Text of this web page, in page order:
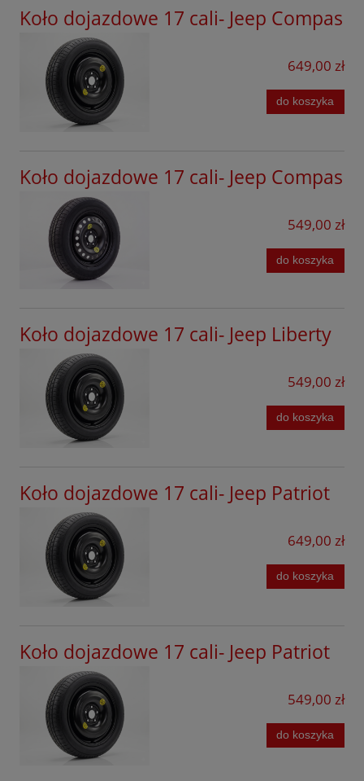
Koło dojazdowe 17 cali- Jeep Compas
649,00 zł
do koszyka
Koło dojazdowe 17 cali- Jeep Compas
549,00 zł
do koszyka
Koło dojazdowe 17 cali- Jeep Liberty
549,00 zł
do koszyka
Koło dojazdowe 17 cali- Jeep Patriot
649,00 zł
do koszyka
Koło dojazdowe 17 cali- Jeep Patriot
549,00 zł
do koszyka